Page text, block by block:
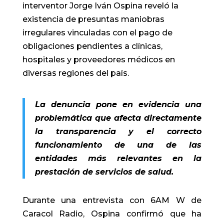
interventor Jorge Iván Ospina reveló la
existencia de presuntas maniobras
irregulares vinculadas con el pago de
obligaciones pendientes a clínicas,
hospitales y proveedores médicos en
diversas regiones del país.
La denuncia pone en evidencia una
problemática que afecta directamente
la transparencia y el correcto
funcionamiento de una de las
entidades más relevantes en la
prestación de servicios de salud.
Durante una entrevista con 6AM W de
Caracol Radio, Ospina confirmó que ha